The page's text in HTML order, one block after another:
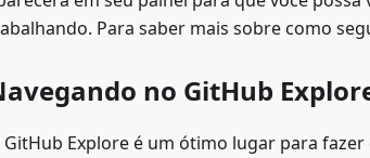
Para saber mais sobre como
no GitHub
GitHub Explore é um ótimo lugar para